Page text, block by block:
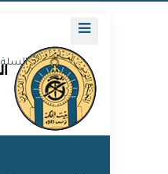
السلة